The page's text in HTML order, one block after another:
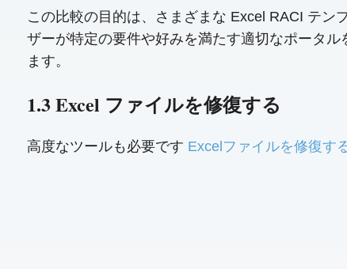
この比較の目的は、さまざまな Excel RACI テン
ザーが特定の要件や好みを満たす適切なポータ
ます。
1.3 Excel ファイルを修復する
高度なツールも必要です Excelファイルを修復す